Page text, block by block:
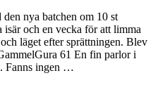
nya batchen om 10 st
och en vecka för att limma
läget efter sprättningen. Blev
61 En fin parlor i
Fanns ingen …